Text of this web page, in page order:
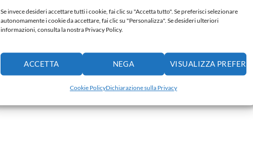
Se invece desideri accettare tutti i cookie, fai clic su "Accetta tutto". Se preferisci selezionare
autonomamente i cookie da accettare, fai clic su "Personalizza". Se desideri ulteriori
informazioni, consulta la nostra Privacy Policy.
ACCETTA NEGA VISUALIZZA
Cookie PolicyDichiarazione sulla Privacy
Calza della Befana
Fiocco nascita
65,00€